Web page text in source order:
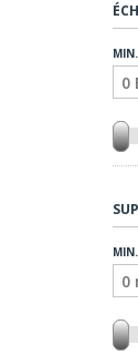
MIN.
MIN.
Del Mar Malaga